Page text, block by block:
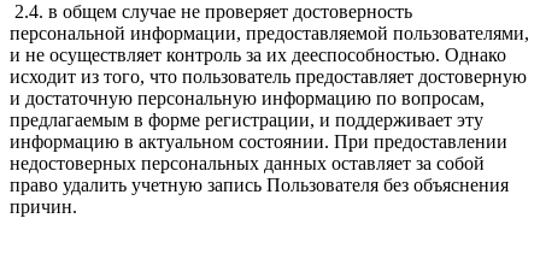
2.4. в общем случае не проверяет достоверность
персональной информации, предоставляемой пользователями,
и не осуществляет контроль за их дееспособностью. Однако
исходит из того, что пользователь предоставляет достоверную
и достаточную персональную информацию по вопросам,
предлагаемым в форме регистрации, и поддерживает эту
информацию в актуальном состоянии. При предоставлении
недостоверных персональных данных оставляет за собой
право удалить учетную запись Пользователя без объяснения
причин.